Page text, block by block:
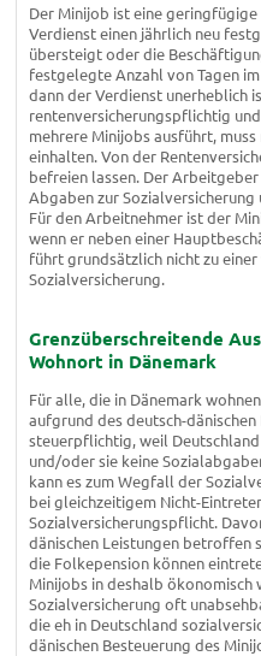
Der Minijob ist eine
Verdienst einen jährlich neu
übersteigt oder die
festgelegte Anzahl von Tagen
dann der Verdienst unerheblich
rentenversicherungspflichtig
mehrere Minijobs ausführt,
einhalten. Von der
befreien lassen. Der
Abgaben zur Sozialversicherung
Für den Arbeitnehmer ist der
wenn er neben einer
führt grundsätzlich nicht zu
Sozialversicherung.
Grenzüberschreitende
Wohnort in Dänemark
Für alle, die in Dänemark
aufgrund des deutsch-
steuerpflichtig, weil
und/oder sie keine
kann es zum Wegfall der
bei gleichzeitigem Nicht-
Sozialversicherungspflicht.
dänischen Leistungen betroffen
die Folkepension können
Minijobs in deshalb ökonomisch
Sozialversicherung oft
die eh in Deutschland
dänischen Besteuerung des